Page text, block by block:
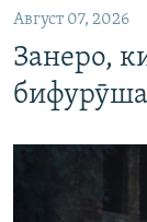
Август 07, 2026
Занеро,